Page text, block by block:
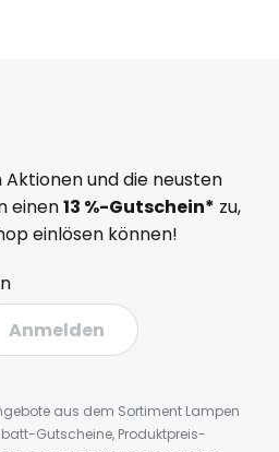
und die neusten
einen13 %-Gutschein* zu,
einlösen können!
Anmelden
aus dem Sortiment Lampen
Gutscheine, Produktpreis-